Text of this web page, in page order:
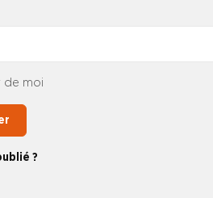
de moi
?